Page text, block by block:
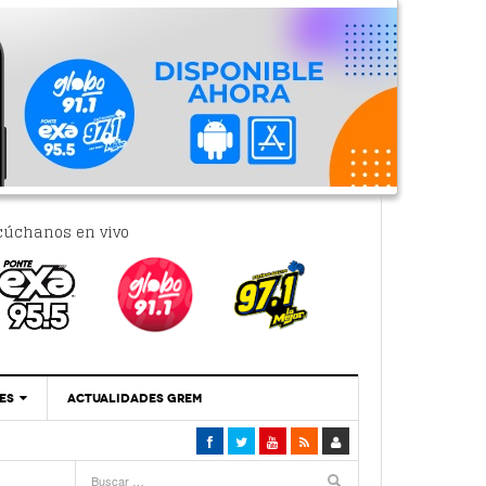
en vivo
‘Se Vale Soñar Con Una Contraloría Ciudadana’
ACTUALIDADES GREM